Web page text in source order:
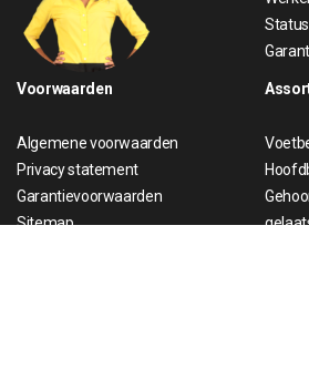
Voorwaarden
Algemene voorwaarden
Privacy statement
Garantievoorwaarden
Sitemap